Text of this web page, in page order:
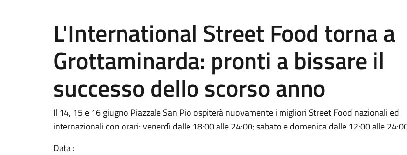
L'International Street Food torna a
Grottaminarda: pronti a bissare il
successo dello scorso anno
Il 14, 15 e 16 giugno Piazzale San Pio ospiterà nuovamente i migliori Street Food nazionali ed
internazionali con orari: venerdì dalle 18:00 alle 24:00; sabato e domenica dalle 12:00 alle
Data :